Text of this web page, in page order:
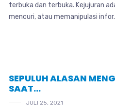
terbuka dan terbuka. Kejujuran
mencuri, atau memanipulasi
SEPULUH ALASAN
SAAT…
JULI 25, 2021